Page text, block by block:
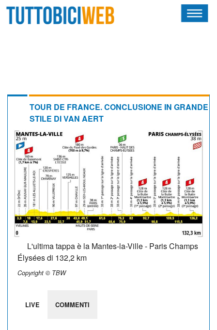
CALENDARIO
OSCAR
ALBI D'ORO
NEWSLETTER
TOUR DE FRANCE. CONCLUSIONE IN GRANDE
STILE DI VAN AERT
L'ultima tappa è la Mantes-la-Ville - Paris Champs
Élysées di 132,2 km
Copyright © TBW
LIVE COMMENTI